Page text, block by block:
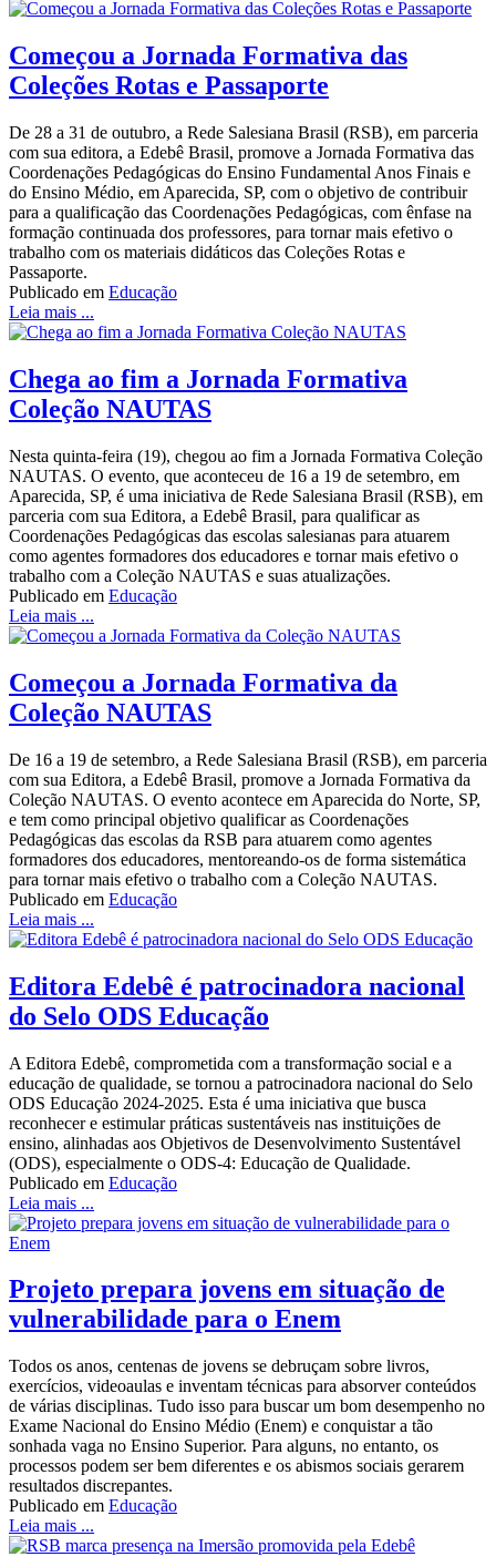
Começou a Jornada Formativa das
Coleções Rotas e Passaporte
De 28 a 31 de outubro, a Rede Salesiana Brasil (RSB), em parceria
com sua editora, a Edebê Brasil, promove a Jornada Formativa das
Coordenações Pedagógicas do Ensino Fundamental Anos Finais e
do Ensino Médio, em Aparecida, SP, com o objetivo de contribuir
para a qualificação das Coordenações Pedagógicas, com ênfase na
formação continuada dos professores, para tornar mais efetivo o
trabalho com os materiais didáticos das Coleções Rotas e
Passaporte.
Publicado em Educação
Leia mais ...
Chega ao fim a Jornada Formativa
Coleção NAUTAS
Nesta quinta-feira (19), chegou ao fim a Jornada Formativa Coleção
NAUTAS. O evento, que aconteceu de 16 a 19 de setembro, em
Aparecida, SP, é uma iniciativa de Rede Salesiana Brasil (RSB), em
parceria com sua Editora, a Edebê Brasil, para qualificar as
Coordenações Pedagógicas das escolas salesianas para atuarem
como agentes formadores dos educadores e tornar mais efetivo o
trabalho com a Coleção NAUTAS e suas atualizações.
Publicado em Educação
Leia mais ...
Começou a Jornada Formativa da
Coleção NAUTAS
De 16 a 19 de setembro, a Rede Salesiana Brasil (RSB), em parceria
com sua Editora, a Edebê Brasil, promove a Jornada Formativa da
Coleção NAUTAS. O evento acontece em Aparecida do Norte, SP,
e tem como principal objetivo qualificar as Coordenações
Pedagógicas das escolas da RSB para atuarem como agentes
formadores dos educadores, mentoreando-os de forma sistemática
para tornar mais efetivo o trabalho com a Coleção NAUTAS.
Publicado em Educação
Leia mais ...
Editora Edebê é patrocinadora nacional
do Selo ODS Educação
A Editora Edebê, comprometida com a transformação social e a
educação de qualidade, se tornou a patrocinadora nacional do Selo
ODS Educação 2024-2025. Esta é uma iniciativa que busca
reconhecer e estimular práticas sustentáveis nas instituições de
ensino, alinhadas aos Objetivos de Desenvolvimento Sustentável
(ODS), especialmente o ODS-4: Educação de Qualidade.
Publicado em Educação
Leia mais ...
Projeto prepara jovens em situação de
vulnerabilidade para o Enem
Todos os anos, centenas de jovens se debruçam sobre livros,
exercícios, videoaulas e inventam técnicas para absorver conteúdos
de várias disciplinas. Tudo isso para buscar um bom desempenho no
Exame Nacional do Ensino Médio (Enem) e conquistar a tão
sonhada vaga no Ensino Superior. Para alguns, no entanto, os
processos podem ser bem diferentes e os abismos sociais gerarem
resultados discrepantes.
Publicado em Educação
Leia mais ...